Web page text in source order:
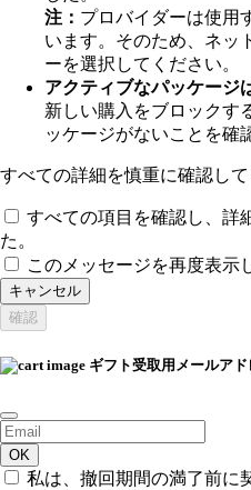
注： プロバイダーは使用
います。そのため、ネッ
ーを選択してください。
アクティブなパッケージ
新しい購入をブロックす
ッケージがないことを確
すべての詳細を慎重に確認して
すべての項目を確認し、詳
た。
このメッセージを再度表示
キャンセル
確認
ギフト受取用メールア
OK
私は、撤回期間の満了前に